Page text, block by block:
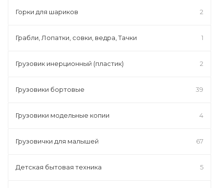
Горки для шариков 2
Грабли, Лопатки, совки, ведра, Тачки 1
Грузовик инерционный (пластик) 2
Грузовики бортовые 39
Грузовики модельные копии 4
Грузовички для малышей 67
Детская бытовая техника 5